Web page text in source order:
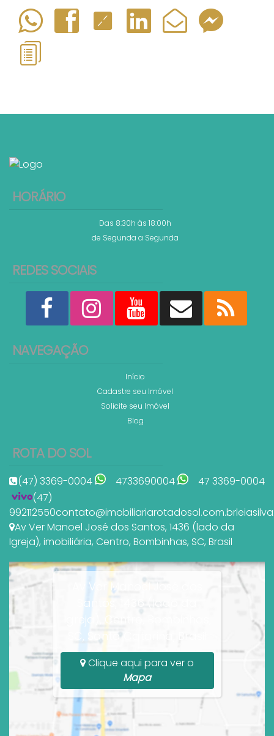
HORÁRIO
Das 8:30h às 18:00h
de Segunda a Segunda
REDES SOCIAIS
NAVEGAÇÃO
Início
Cadastre seu Imóvel
Solicite seu Imóvel
Blog
ROTA DO SOL
(47) 3369-0004 4733690004
47 3369-0004
(47)
992112550contato@imobiliariarotadosol.com.br
Av Ver Manoel José dos Santos, 1436 (lado da
Igreja), imobiliária, Centro, Bombinhas, SC, Brasil
Av Ver Manoel José dos
Santos, 1436 (lado da
Igreja), Centro, Bombinhas,
SC, Santa Catarina, Brasil
Clique aqui para ver o
Mapa